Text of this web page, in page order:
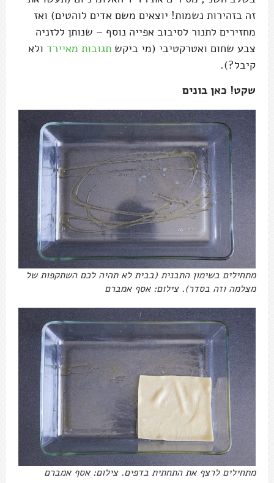
זה בזהירות נשמות! יוצאים משם אדים לוהטים) ואז
מחזירים לתנור לסיבוב אפייה נוסף – שנותן ללזניה
צבע שחום ואטרקטיבי (מי ביקש תגובות מאיירד ולא
קיבל?).
שקט! כאן בונים
מתחילים בשימון התבנית (בבית לא תהיה לכם השתקפות של
מצלמה וזה בסדר). צילום: אסף אמברם
מתחילים לרצף את התחתית בדפים. צילום: אסף אמברם